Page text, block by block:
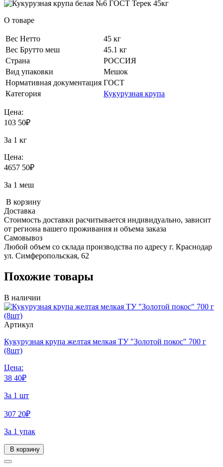
О товаре
Вес Нетто
45 кг
Вес Брутто меш
45.1 кг
Страна
РОССИЯ
Вид упаковки
Мешок
Нормативная документация ГОСТ
Категория
Кукурузная крупа
Цена:
103 50₽
За 1 кг
Цена:
4657 50₽
За 1 меш
В корзину
Доставка
Стоимость доставки расчитывается индивидуально, зависит
от региона вашего проживания и объема заказа
Самовывоз
Любой объем со склада производства по адресу г. Краснодар
ул. Симферопольская, 62
Похожие товары
В наличии
Артикул
Кукурузная крупа желтая мелкая ТУ "Золотой покос" 700 г
(8шт)
Цена:
38 40₽
За 1 шт
307 20₽
За 1 упак
В корзину